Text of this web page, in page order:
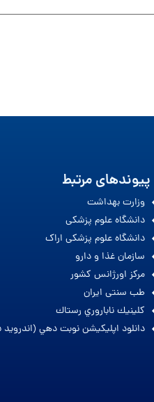
پیوندهای مرتبط
وزارت بهداشت
دانشگاه علوم پزشکی
دانشگاه علوم پزشکی اراک
سازمان غذا و دارو
مرکز اورژانس کشور
طب سنتی ایران
كلينيك ناباروري رستاك
دانلود اپليكيشن نوبت دهي (اندرويد 5 به بالا)